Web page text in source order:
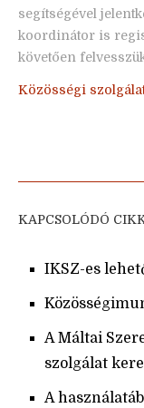
segítségével
koordinátor is
követően
Közösségi
KAPCSOLÓDÓ
IKSZ-es
A Máltai
szolgálat
A